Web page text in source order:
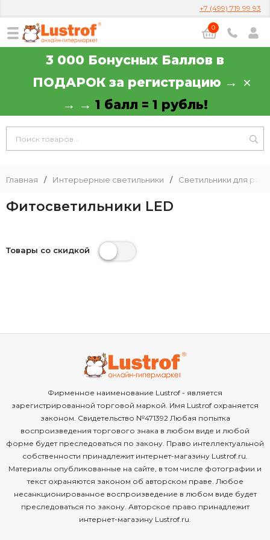
+7 (499) 719 99 93
0
3 000 Бонусных Баллов в
ПОДАРОК за регистрацию →
→ → 1 балл = 1 рубль!
Главная / Интерьерные светильники / Светильники для
Фитосветильники LED
Товары со скидкой
Фирменное наименование Lustrof - является
зарегистрированной торговой маркой. Имя Lustrof охраняется
законом. Свидетельство №471392 Любая попытка
воспроизведения торгового знака в любом виде и любой
форме будет преследоваться по закону. Право интеллектуальной
собственности принадлежит интернет-магазину Lustrof.ru.
Материалы опубликованные на сайте, в том числе фотографии и
текст охраняются законом об авторском праве. Любое
несанкционированное воспроизведение в любом виде будет
преследоваться по закону. Авторское право принадлежит
интернет-магазину Lustrof.ru.